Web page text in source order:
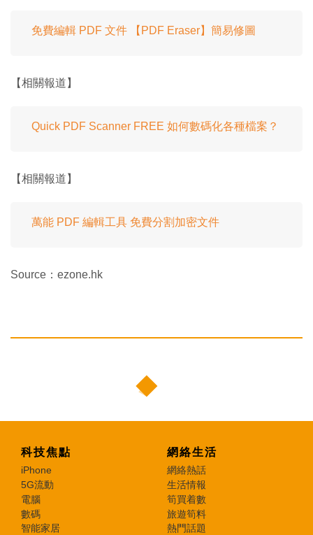
免費編輯 PDF 文件 【PDF Eraser】簡易修圖
【相關報道】
Quick PDF Scanner FREE 如何數碼化各種檔案？
【相關報道】
萬能 PDF 編輯工具 免費分割加密文件
Source：ezone.hk
科技焦點
iPhone
5G流動
電腦
數碼
智能家居
網絡生活
網絡熱話
生活情報
筍買着數
旅遊筍料
熱門話題